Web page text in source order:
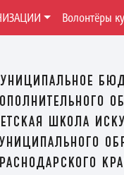
школа
Волонтёры